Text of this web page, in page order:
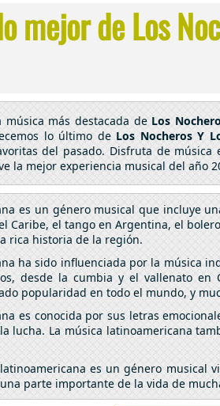
mejor de Los
más destacada de Los
lo último de Los Nocheros Y
del pasado. Disfruta de
la mejor experiencia musical del año
es un género musical que incluye
Caribe, el tango en Argentina, el
rica historia de la región.
ha sido influenciada por la música
desde la cumbia y el vallenato en
popularidad en todo el mundo, y
es conocida por sus letras
lucha. La música latinoamericana
es un género
parte importante de la vida de